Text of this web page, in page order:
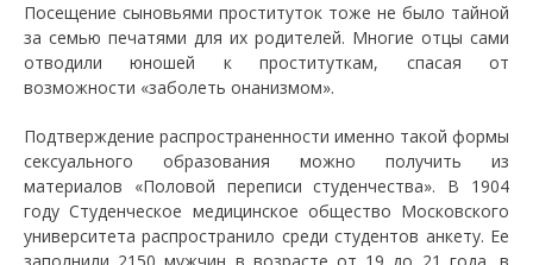
Посещение сыновьями проституток тоже не было тайной
за семью печатями для их родителей. Многие отцы сами
отводили юношей к проституткам, спасая от
возможности «заболеть онанизмом».
Подтверждение распространенности именно такой формы
сексуального образования можно получить из
материалов «Половой переписи студенчества». В 1904
году Студенческое медицинское общество Московского
университета распространило среди студентов анкету. Ее